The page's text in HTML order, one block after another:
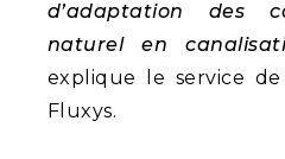
d’adaptation des
naturel en
explique le service
Fluxys.